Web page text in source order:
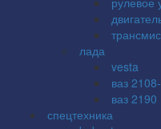
лада
vesta
ваз
ваз
спецтехника